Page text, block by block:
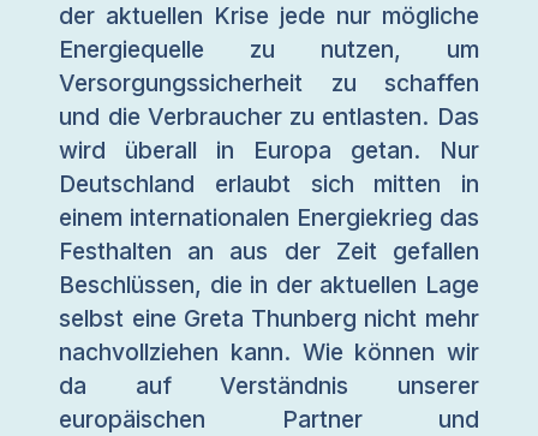
der aktuellen Krise jede nur mögliche
Energiequelle zu nutzen, um
Versorgungssicherheit zu schaffen
und die Verbraucher zu entlasten. Das
wird überall in Europa getan. Nur
Deutschland erlaubt sich mitten in
einem internationalen Energiekrieg das
Festhalten an aus der Zeit gefallen
Beschlüssen, die in der aktuellen Lage
selbst eine Greta Thunberg nicht mehr
nachvollziehen kann. Wie können wir
da auf Verständnis unserer
europäischen Partner und